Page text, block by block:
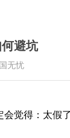
避坑
无忧
觉得：太假了